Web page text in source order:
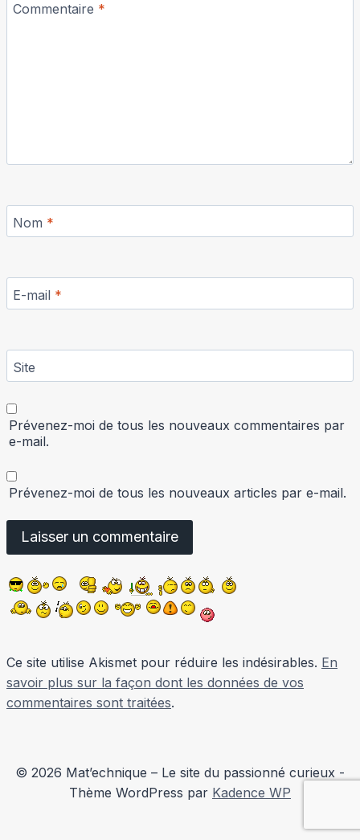
Commentaire *
Nom *
E-mail *
Site
Prévenez-moi de tous les nouveaux commentaires par
e-mail.
Prévenez-moi de tous les nouveaux articles par e-mail.
Ce site utilise Akismet pour réduire les indésirables. En
savoir plus sur la façon dont les données de vos
commentaires sont traitées.
© 2026 Mat’echnique – Le site du passionné curieux -
Thème WordPress par Kadence WP